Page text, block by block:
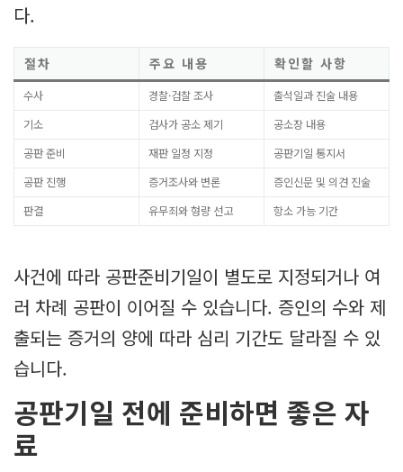
다.
절차 주요 내용 확인할 사항
수사 경찰·검찰 조사
출석일과 진술 내용
기소
검사가 공소 제기
공소장 내용
공판 준비
재판 일정 지정
공판기일 통지서
공판 진행
증거조사와 변론
증인신문 및 의견 진술
판결
유무죄와 형량 선고 항소 가능 기간
사건에 따라 공판준비기일이 별도로 지정되거나 여
러 차례 공판이 이어질 수 있습니다. 증인의 수와 제
출되는 증거의 양에 따라 심리 기간도 달라질 수 있
습니다.
공판기일 전에 준비하면 좋은 자
료